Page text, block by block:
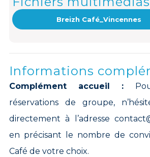
Breizh Café_Vincennes
Informations
Complément accueil :
réservations de groupe,
directement à l’adresse
en précisant le nombre de
Café de votre choix.